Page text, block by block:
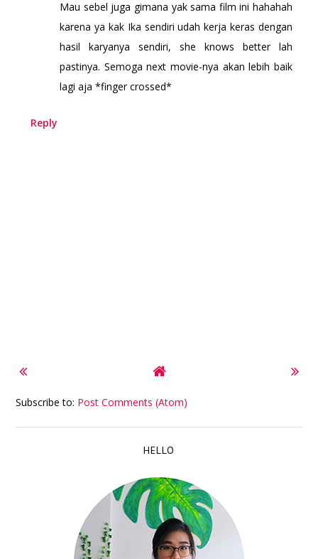
Mau sebel juga gimana yak sama film ini hahahah
karena ya kak Ika sendiri udah kerja keras dengan
hasil karyanya sendiri, she knows better lah
pastinya. Semoga next movie-nya akan lebih baik
lagi aja *finger crossed*
Reply
Subscribe to: Post Comments (Atom)
HELLO